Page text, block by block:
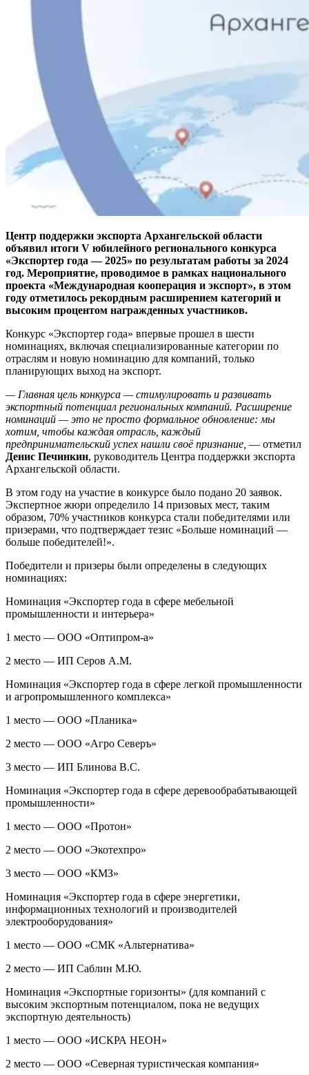
Центр поддержки экспорта Архангельской области
объявил итоги V юбилейного регионального конкурса
«Экспортер года — 2025» по результатам работы за 2024
год. Мероприятие, проводимое в рамках национального
проекта «Международная кооперация и экспорт», в этом
году отметилось рекордным расширением категорий и
высоким процентом награжденных участников.
Конкурс «Экспортер года» впервые прошел в шести
номинациях, включая специализированные категории по
отраслям и новую номинацию для компаний, только
планирующих выход на экспорт.
— Главная цель конкурса — стимулировать и развивать
экспортный потенциал региональных компаний. Расширение
номинаций — это не просто формальное обновление: мы
хотим, чтобы каждая отрасль, каждый
предпринимательский успех нашли своё признание, — отметил
Денис Печинкин, руководитель Центра поддержки экспорта
Архангельской области.
В этом году на участие в конкурсе было подано 20 заявок.
Экспертное жюри определило 14 призовых мест, таким
образом, 70% участников конкурса стали победителями или
призерами, что подтверждает тезис «Больше номинаций —
больше победителей!».
Победители и призеры были определены в следующих
номинациях:
Номинация «Экспортер года в сфере мебельной
промышленности и интерьера»
1 место — ООО «Оптипром-а»
2 место — ИП Серов А.М.
Номинация «Экспортер года в сфере легкой промышленности
и агропромышленного комплекса»
1 место — ООО «Планика»
2 место — ООО «Агро Северъ»
3 место — ИП Блинова В.С.
Номинация «Экспортер года в сфере деревообрабатывающей
промышленности»
1 место — ООО «Протон»
2 место — ООО «Экотехпро»
3 место — ООО «КМЗ»
Номинация «Экспортер года в сфере энергетики,
информационных технологий и производителей
электрооборудования»
1 место — ООО «СМК «Альтернатива»
2 место — ИП Саблин М.Ю.
Номинация «Экспортные горизонты» (для компаний с
высоким экспортным потенциалом, пока не ведущих
экспортную деятельность)
1 место — ООО «ИСКРА НЕОН»
2 место — ООО «Северная туристическая компания»